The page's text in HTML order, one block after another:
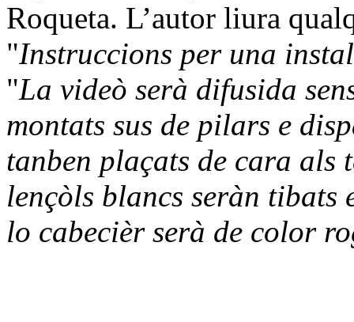
Roqueta. L’autor liura
"Instruccions per una
"La videò serà difusida
montats sus de pilars e
tanben plaçats de cara als
lençòls blancs seràn tibats
lo cabecièr serà de color